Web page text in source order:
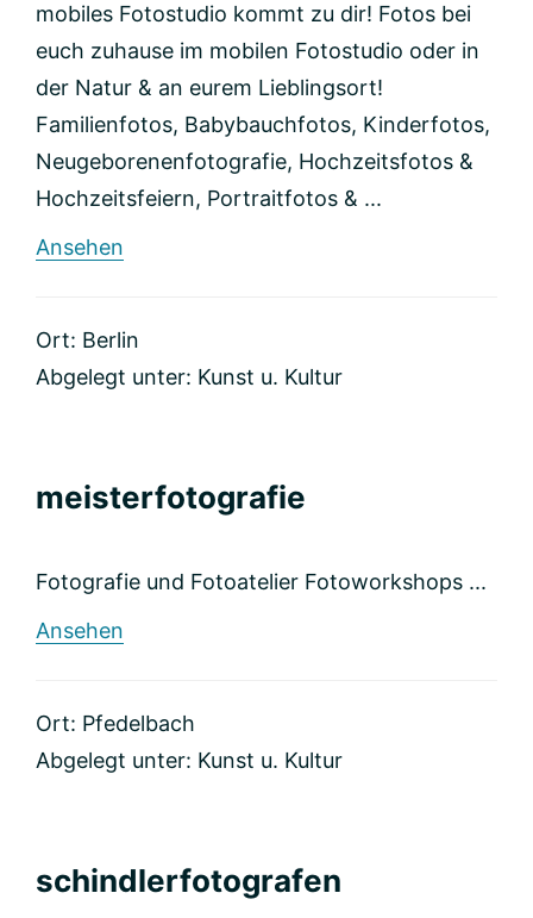
mobiles Fotostudio kommt zu dir! Fotos bei
euch zuhause im mobilen Fotostudio oder in
der Natur & an eurem Lieblingsort!
Familienfotos, Babybauchfotos, Kinderfotos,
Neugeborenenfotografie, Hochzeitsfotos &
Hochzeitsfeiern, Portraitfotos & ...
Ansehen
Ort: Berlin
Abgelegt unter: Kunst u. Kultur
meisterfotografie
Fotografie und Fotoatelier Fotoworkshops ...
Ansehen
Ort: Pfedelbach
Abgelegt unter: Kunst u. Kultur
schindlerfotografen